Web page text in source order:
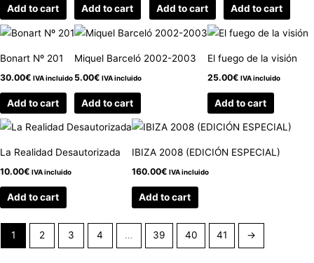
Add to cart Add to cart Add to cart Add to cart
Bonart Nº 201
30.00€ IVA incluido
Add to cart
Miquel Barceló 2002-2003
5.00€ IVA incluido
Add to cart
El fuego de la visión
25.00€ IVA incluido
Add to cart
La Realidad Desautorizada
10.00€ IVA incluido
Add to cart
IBIZA 2008 (EDICIÓN ESPECIAL)
160.00€ IVA incluido
Add to cart
1 2 3 4 … 39 40 41 →